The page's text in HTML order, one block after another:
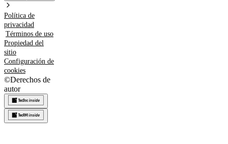
Política de
privacidad
Términos de uso
Propiedad del
sitio
Configuración de
cookies
©Derechos de
autor